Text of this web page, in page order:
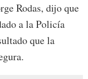
Rodas, dijo que
a la Policía
que la